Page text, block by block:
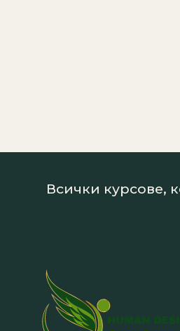
Всички курсове,